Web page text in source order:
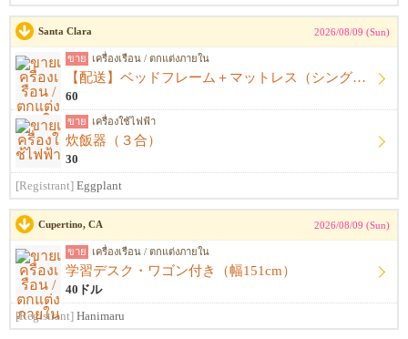
Santa Clara 2026/08/09 (Sun)
ขาย เครื่องเรือน / ตกแต่งภายใน
【配送】ベッドフレーム＋マットレス（シングル）
60
ขาย เครื่องใช้ไฟฟ้า
炊飯器（３合）
30
[Registrant] Eggplant
Cupertino, CA 2026/08/09 (Sun)
ขาย เครื่องเรือน / ตกแต่งภายใน
学習デスク・ワゴン付き（幅151cm）
40ドル
[Registrant] Hanimaru